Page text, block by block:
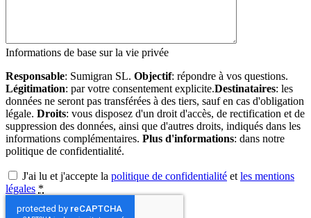
Informations de base sur la vie privée
Responsable: Sumigran SL. Objectif: répondre à vos questions.
Légitimation: par votre consentement explicite.Destinataires: les
données ne seront pas transférées à des tiers, sauf en cas d'obligation
légale. Droits: vous disposez d'un droit d'accès, de rectification et de
suppression des données, ainsi que d'autres droits, indiqués dans les
informations complémentaires. Plus d'informations: dans notre
politique de confidentialité.
J'ai lu et j'accepte la politique de confidentialité et les mentions
légales *